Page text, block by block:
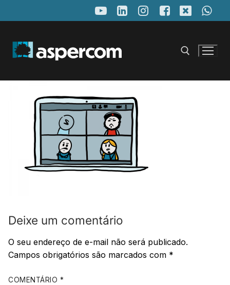
para
conteúdo
Deixe um comentário
O seu endereço de e-mail não será publicado.
Campos obrigatórios são marcados com *
COMENTÁRIO *